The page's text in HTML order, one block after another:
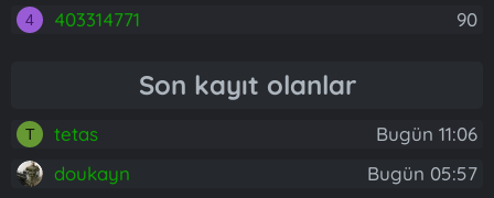
4 403314771 90
Son kayıt olanlar
T tetas
Bugün 11:06
doukayn
Bugün 05:57